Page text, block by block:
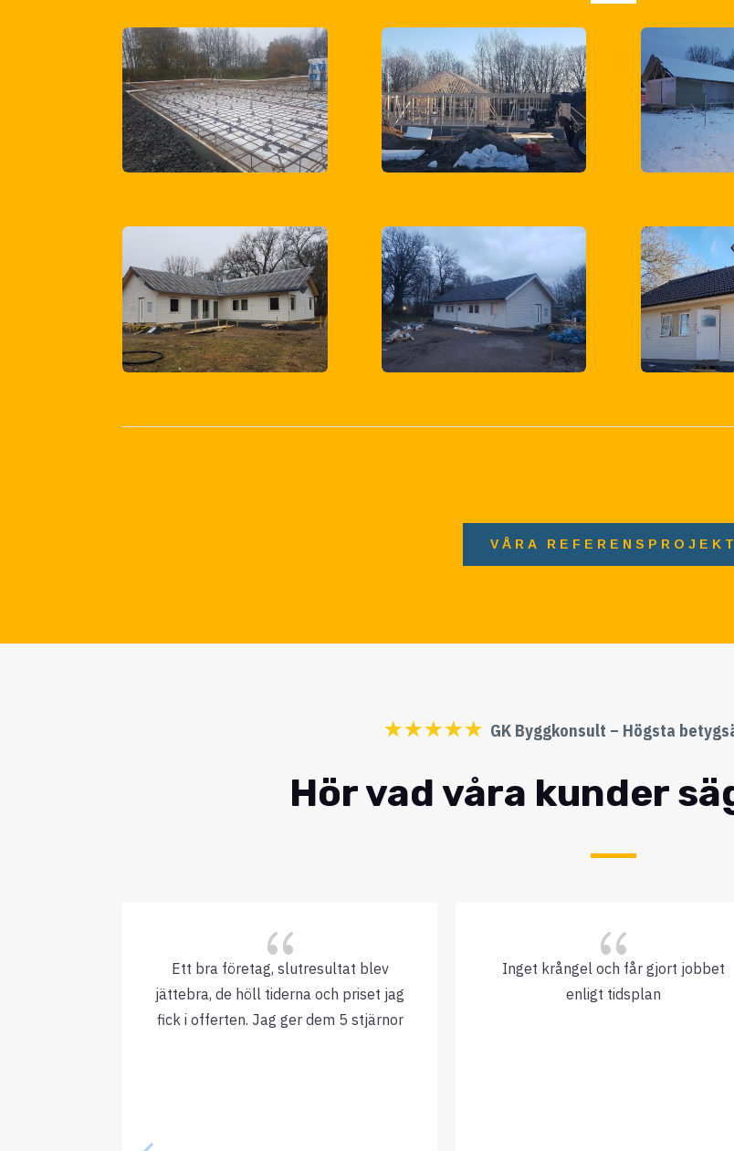
VÅRA REFERENSPROJEKT
☆☆☆☆☆ GK Byggkonsult – Högsta
Hör vad våra kunder
{
Ett bra företag, slutresultat blev
jättebra, de höll tiderna och priset jag
fick i offerten. Jag ger dem 5 stjärnor
{
Inget krångel och får gjort jobbet
enligt tidsplan